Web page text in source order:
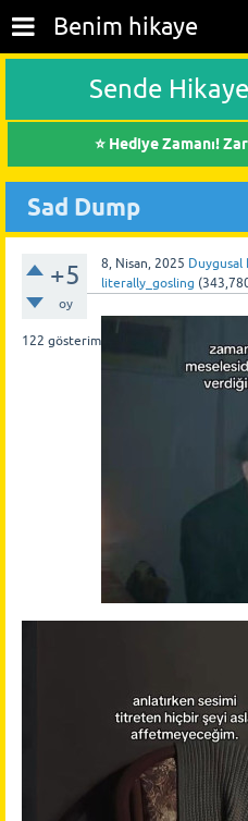
Benim hikaye
Sende
⭐ Hediye Zamanı!
Sad Dump
+5
oy
122 gösterim
8, Nisan, 2025 Duygusal
literally_gosling (